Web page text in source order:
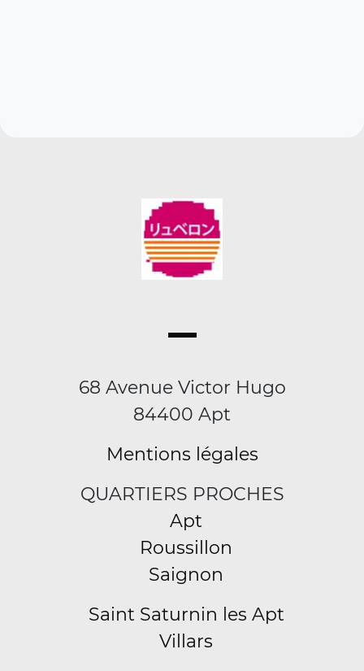
68 Avenue Victor Hugo
84400 Apt
Mentions légales
QUARTIERS PROCHES
Apt
Roussillon
Saignon
Saint Saturnin les Apt
Villars